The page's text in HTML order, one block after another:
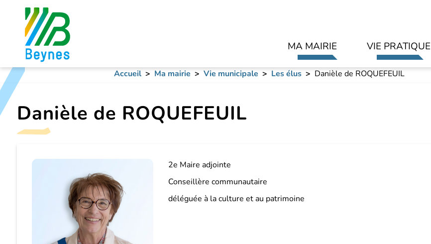
MA MAIRIE VIE PRATIQUE
Accueil Ma mairie Vie municipale Les élus Danièle de ROQUEFEUIL
Danièle de ROQUEFEUIL
2e Maire adjointe
Conseillère communautaire
déléguée à la culture et au patrimoine